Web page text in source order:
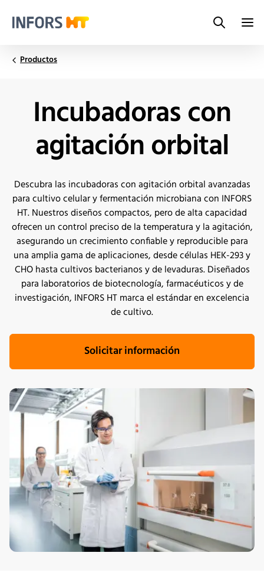
Search
Productos
Incubadoras con
agitación orbital
Descubra las incubadoras con agitación orbital avanzadas
para cultivo celular y fermentación microbiana con INFORS
HT. Nuestros diseños compactos, pero de alta capacidad
ofrecen un control preciso de la temperatura y la agitación,
asegurando un crecimiento confiable y reproducible para
una amplia gama de aplicaciones, desde células HEK-293 y
CHO hasta cultivos bacterianos y de levaduras. Diseñados
para laboratorios de biotecnología, farmacéuticos y de
investigación, INFORS HT marca el estándar en excelencia
de cultivo.
Solicitar información